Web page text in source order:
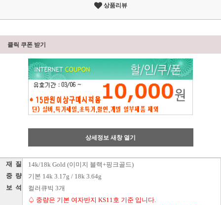
상품리뷰
클릭 쿠폰 받기
상세정보 새창 열기
재 질 14k/18k Gold (이미지 블랙+핑크골드)
중 량 기본 14k 3.17g / 18k 3.64g
보 석 컬러큐빅 3개
♤ 중량은 기본 여자반지 KS11호 기준 입니다.